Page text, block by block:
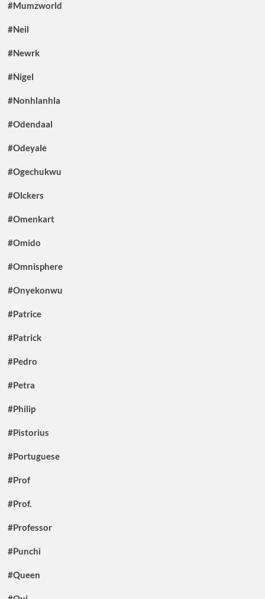
#Mumzworld
#Neil
#Newrk
#Nigel
#Nonhlanhla
#Odendaal
#Odeyale
#Ogechukwu
#Olckers
#Omenkart
#Omido
#Omnisphere
#Onyekonwu
#Patrice
#Patrick
#Pedro
#Petra
#Philip
#Pistorius
#Portuguese
#Prof
#Prof.
#Professor
#Punchi
#Queen